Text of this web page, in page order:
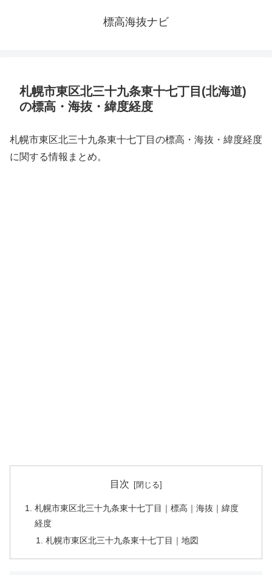
標高海抜ナビ
札幌市東区北三十九条東十七丁目(北海道)
の標高・海抜・緯度経度
札幌市東区北三十九条東十七丁目の標高・海抜・緯度経度
に関する情報まとめ。
目次
札幌市東区北三十九条東十七丁目｜標高｜海抜｜緯度
経度
札幌市東区北三十九条東十七丁目｜地図